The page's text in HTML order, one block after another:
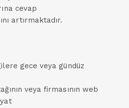
cevap
artırmaktadır.
gece veya gündüz
veya firmasının web